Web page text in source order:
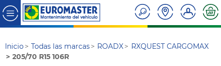
Inicio Todas las marcas ROADX
RXQUEST CARGOMAX
205/70 R15 106R